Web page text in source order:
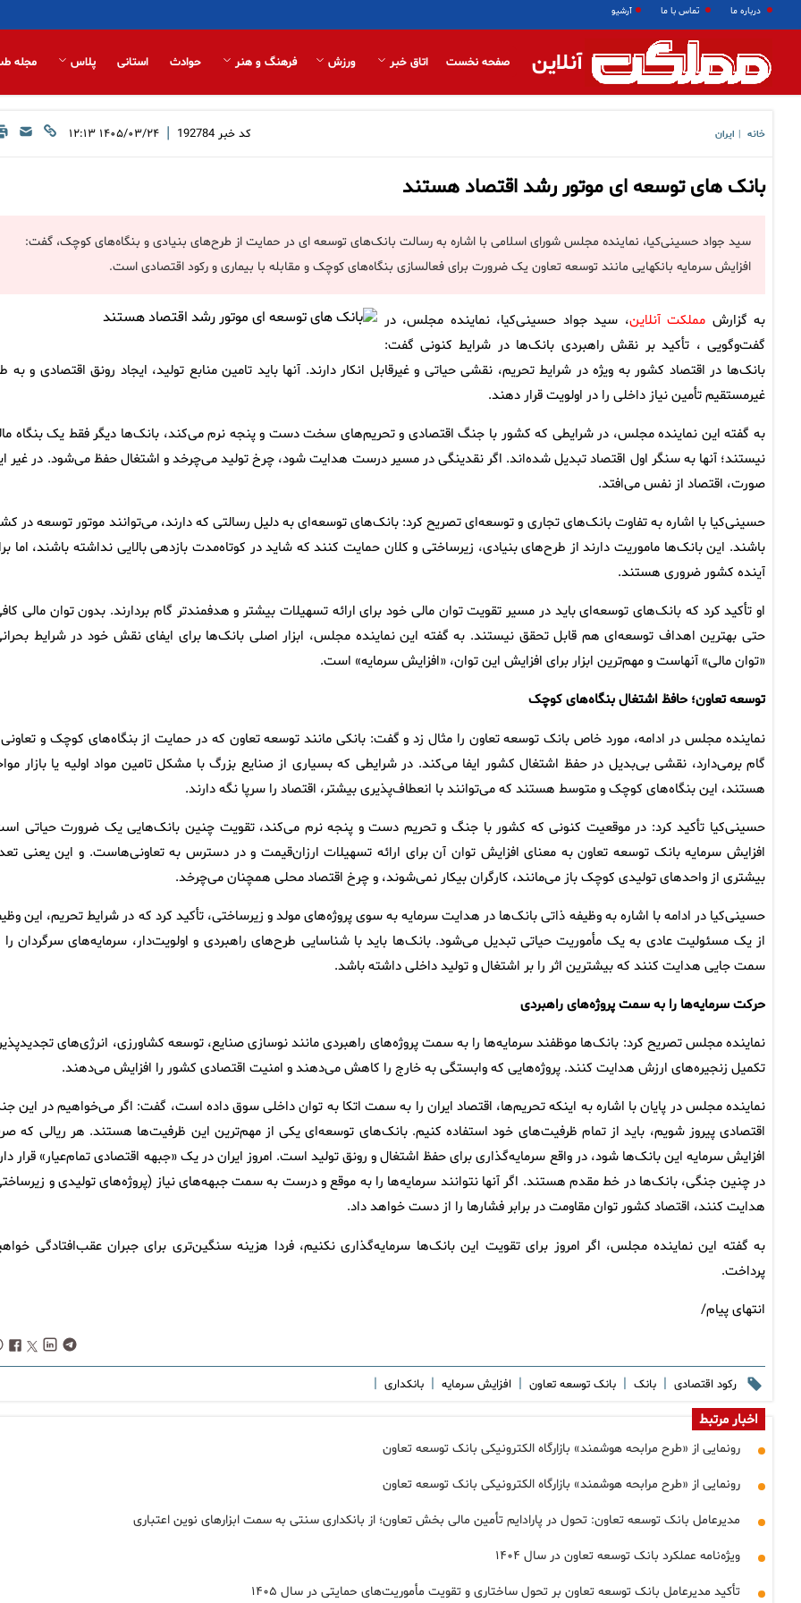
درباره ما تماس با ما آرشیو
آنلاین صفحه نخست اتاق خبر ورزش فرهنگ و هنر حوادث استانی پلاس مجله
خانه ایران کد خبر 192784
| ۱۴۰۵/۰۳/۲۴ ۱۲:۱۳
بانک های توسعه ای موتور رشد اقتصاد هستند
سید جواد حسینی‌کیا، نماینده مجلس شورای اسلامی با اشاره به رسالت بانک‌های توسعه ای در حمایت از طرح‌های بنیادی و بنگاه‌های کوچک، گفت:
افزایش سرمایه بانکهایی مانند توسعه تعاون یک ضرورت برای فعالسازی بنگاه‌های کوچک و مقابله با بیماری و رکود اقتصادی است.
به گزارش مملکت آنلاین، سید جواد حسینی‌کیا، نماینده مجلس، در
گفت‌وگویی ، تأکید بر نقش راهبردی بانک‌ها در شرایط کنونی گفت:
بانک‌ها در اقتصاد کشور به ویژه در شرایط تحریم، نقشی حیاتی و غیرقابل انکار دارند. آنها باید تامین منابع تولید، ایجاد رونق اقتصادی و به
غیرمستقیم تأمین نیاز داخلی را در اولویت قرار دهند.
به گفته این نماینده مجلس، در شرایطی که کشور با جنگ اقتصادی و تحریم‌های سخت دست و پنجه نرم می‌کند، بانک‌ها دیگر فقط یک بنگاه
نیستند؛ آنها به سنگر اول اقتصاد تبدیل شده‌اند. اگر نقدینگی در مسیر درست هدایت شود، چرخ تولید می‌چرخد و اشتغال حفظ می‌شود. در غیر
صورت، اقتصاد از نفس می‌افتد.
حسینی‌کیا با اشاره به تفاوت بانک‌های تجاری و توسعه‌ای تصریح کرد: بانک‌های توسعه‌ای به دلیل رسالتی که دارند، می‌توانند موتور توسعه در
باشند. این بانک‌ها ماموریت دارند از طرح‌های بنیادی، زیرساختی و کلان حمایت کنند که شاید در کوتاه‌مدت بازدهی بالایی نداشته باشند، اما
آینده کشور ضروری هستند.
او تأکید کرد که بانک‌های توسعه‌ای باید در مسیر تقویت توان مالی خود برای ارائه تسهیلات بیشتر و هدفمندتر گام بردارند. بدون توان مالی
حتی بهترین اهداف توسعه‌ای هم قابل تحقق نیستند. به گفته این نماینده مجلس، ابزار اصلی بانک‌ها برای ایفای نقش خود در شرایط
«توان مالی» آنهاست و مهم‌ترین ابزار برای افزایش این توان، «افزایش سرمایه» است.
توسعه تعاون؛ حافظ اشتغال بنگاه‌های کوچک
نماینده مجلس در ادامه، مورد خاص بانک توسعه تعاون را مثال زد و گفت: بانکی مانند توسعه تعاون که در حمایت از بنگاه‌های کوچک و
گام برمی‌دارد، نقشی بی‌بدیل در حفظ اشتغال کشور ایفا می‌کند. در شرایطی که بسیاری از صنایع بزرگ با مشکل تامین مواد اولیه یا بازار
هستند، این بنگاه‌های کوچک و متوسط هستند که می‌توانند با انعطاف‌پذیری بیشتر، اقتصاد را سرپا نگه دارند.
حسینی‌کیا تأکید کرد: در موقعیت کنونی که کشور با جنگ و تحریم دست و پنجه نرم می‌کند، تقویت چنین بانک‌هایی یک ضرورت حیاتی
افزایش سرمایه بانک توسعه تعاون به معنای افزایش توان آن برای ارائه تسهیلات ارزان‌قیمت و در دسترس به تعاونی‌هاست. و این یعنی
بیشتری از واحدهای تولیدی کوچک باز می‌مانند، کارگران بیکار نمی‌شوند، و چرخ اقتصاد محلی همچنان می‌چرخد.
حسینی‌کیا در ادامه با اشاره به وظیفه ذاتی بانک‌ها در هدایت سرمایه به سوی پروژه‌های مولد و زیرساختی، تأکید کرد که در شرایط تحریم، این
از یک مسئولیت عادی به یک مأموریت حیاتی تبدیل می‌شود. بانک‌ها باید با شناسایی طرح‌های راهبردی و اولویت‌دار، سرمایه‌های سرگردان را
سمت جایی هدایت کنند که بیشترین اثر را بر اشتغال و تولید داخلی داشته باشد.
حرکت سرمایه‌ها را به سمت پروژه‌های راهبردی
نماینده مجلس تصریح کرد: بانک‌ها موظفند سرمایه‌ها را به سمت پروژه‌های راهبردی مانند نوسازی صنایع، توسعه کشاورزی، انرژی‌های
تکمیل زنجیره‌های ارزش هدایت کنند. پروژه‌هایی که وابستگی به خارج را کاهش می‌دهند و امنیت اقتصادی کشور را افزایش می‌دهند.
نماینده مجلس در پایان با اشاره به اینکه تحریم‌ها، اقتصاد ایران را به سمت اتکا به توان داخلی سوق داده است، گفت: اگر می‌خواهیم در این
اقتصادی پیروز شویم، باید از تمام ظرفیت‌های خود استفاده کنیم. بانک‌های توسعه‌ای یکی از مهم‌ترین این ظرفیت‌ها هستند. هر ریالی که
افزایش سرمایه این بانک‌ها شود، در واقع سرمایه‌گذاری برای حفظ اشتغال و رونق تولید است. امروز ایران در یک «جبهه اقتصادی تمام‌عیار» قرار
در چنین جنگی، بانک‌ها در خط مقدم هستند. اگر آنها نتوانند سرمایه‌ها را به موقع و درست به سمت جبهه‌های نیاز (پروژه‌های تولیدی و
هدایت کنند، اقتصاد کشور توان مقاومت در برابر فشارها را از دست خواهد داد.
به گفته این نماینده مجلس، اگر امروز برای تقویت این بانک‌ها سرمایه‌گذاری نکنیم، فردا هزینه سنگین‌تری برای جبران عقب‌افتادگی
پرداخت.
انتهای پیام/
رکود اقتصادی | بانک | بانک توسعه تعاون | افزایش سرمایه | بانکداری |
اخبار مرتبط
رونمایی از «طرح مرابحه هوشمند» بازارگاه الکترونیکی بانک توسعه تعاون
رونمایی از «طرح مرابحه هوشمند» بازارگاه الکترونیکی بانک توسعه تعاون
مدیرعامل بانک توسعه تعاون: تحول در پارادایم تأمین مالی بخش تعاون؛ از بانکداری سنتی به سمت ابزارهای نوین اعتباری
ویژه‌نامه عملکرد بانک توسعه تعاون در سال ۱۴۰۴
تأکید مدیرعامل بانک توسعه تعاون بر تحول ساختاری و تقویت مأموریت‌های حمایتی در سال ۱۴۰۵